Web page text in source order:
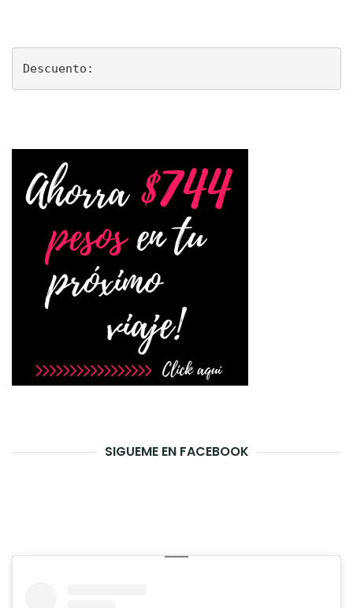
Descuento:
SIGUEME EN FACEBOOK